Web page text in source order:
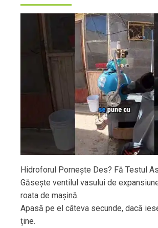
Hidroforul Pornește Des? Fă Testul
Găsește ventilul vasului de
roata de mașină.
Apasă pe el câteva secunde, dacă
ține.